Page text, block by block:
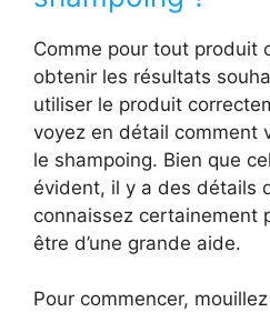
Comme pour tout produit
obtenir les résultats
utiliser le produit
voyez en détail comment
le shampoing. Bien que
évident, il y a des détails
connaissez certainement
être d’une grande aide.
Pour commencer,